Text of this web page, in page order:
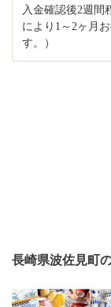
入金確認後2週間
により1～2ヶ月
す。）
長崎県波佐見町